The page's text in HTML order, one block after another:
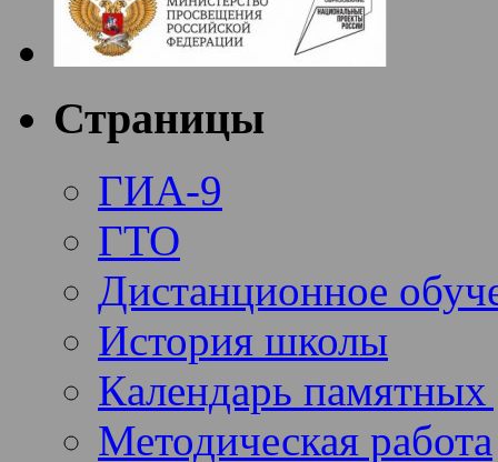
Страницы
ГИА-9
ГТО
Дистанционное
История школы
Календарь памятных
Методическая работа